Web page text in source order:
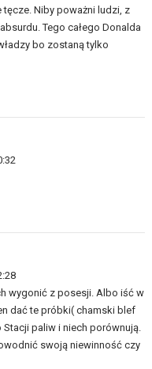
tęcze. Niby poważni ludzi, z
Tego całego Donalda
bo zostaną tylko
wygonić z posesji. Albo iść w
dać te próbki( chamski blef
paliw i niech porównują.
swoją niewinność czy